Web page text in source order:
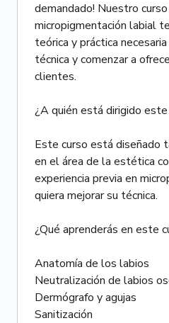
demandado! Nuestro
micropigmentación labial
teórica y práctica
técnica y comenzar a
clientes.
¿A quién está dirigido este
Este curso está diseñado
en el área de la estética
experiencia previa en
quiera mejorar su técnica.
¿Qué aprenderás en este
Anatomía de los labios
Neutralización de labios
Dermógrafo y agujas
Sanitización